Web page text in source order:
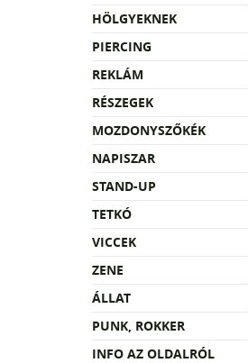
HÖLGYEKNEK
PIERCING
REKLÁM
RÉSZEGEK
MOZDONYSZŐKÉK
NAPISZAR
STAND-UP
TETKÓ
VICCEK
ZENE
ÁLLAT
PUNK, ROKKER
INFO AZ OLDALRÓL